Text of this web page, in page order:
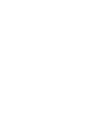
неустойчивыми
периода ожидания